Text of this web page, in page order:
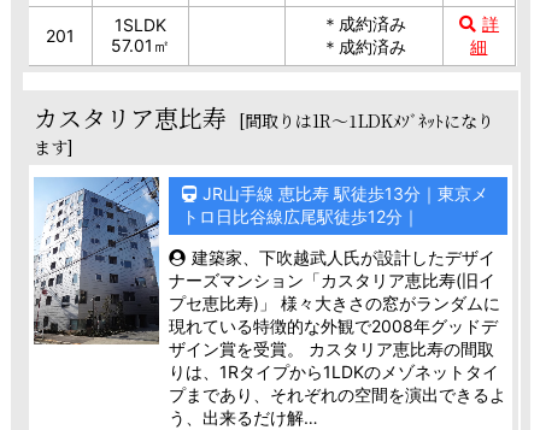
201
1SLDK
57.01㎡
＊成約済み
＊成約済み
詳
細
カスタリア恵比寿 [間取りは1R～1LDKﾒｿﾞﾈｯﾄになり
ます]
JR山手線 恵比寿 駅徒歩13分｜東京メ
トロ日比谷線広尾駅徒歩12分｜
建築家、下吹越武人氏が設計したデザイ
ナーズマンション「カスタリア恵比寿(旧イ
プセ恵比寿)」 様々大きさの窓がランダムに
現れている特徴的な外観で2008年グッドデ
ザイン賞を受賞。 カスタリア恵比寿の間取
りは、1Rタイプから1LDKのメゾネットタイ
プまであり、それぞれの空間を演出できるよ
う、出来るだけ解…